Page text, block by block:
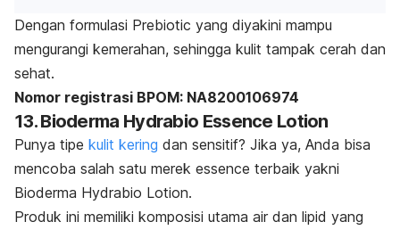
Dengan formulasi Prebiotic yang diyakini mampu
mengurangi kemerahan, sehingga kulit tampak cerah dan
sehat.
Nomor registrasi BPOM: NA8200106974
13. Bioderma Hydrabio Essence Lotion
Punya tipe kulit kering dan sensitif? Jika ya, Anda bisa
mencoba salah satu merek essence terbaik yakni
Bioderma Hydrabio Lotion.
Produk ini memiliki komposisi utama air dan lipid yang